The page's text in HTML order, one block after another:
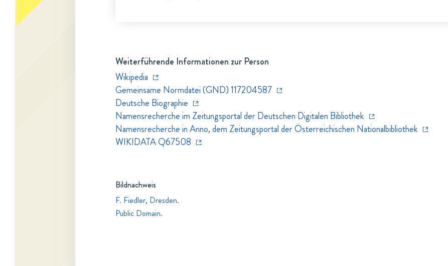
Weiterführende Informationen zur Person
Wikipedia
Gemeinsame Normdatei (GND) 117204587
Deutsche Biographie
Namensrecherche im Zeitungsportal der Deutschen Digitalen Bibliothek
Namensrecherche in Anno, dem Zeitungsportal der Österreichischen Nationalbibliothek
WIKIDATA Q67508
Bildnachweis
F. Fiedler, Dresden.
Public Domain.